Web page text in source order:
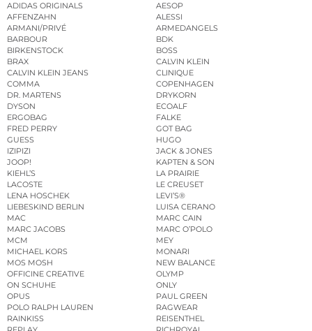
ADIDAS ORIGINALS
AESOP
AFFENZAHN
ALESSI
ARMANI/PRIVÉ
ARMEDANGELS
BARBOUR
BDK
BIRKENSTOCK
BOSS
BRAX
CALVIN KLEIN
CALVIN KLEIN JEANS
CLINIQUE
COMMA
COPENHAGEN
DR. MARTENS
DRYKORN
DYSON
ECOALF
ERGOBAG
FALKE
FRED PERRY
GOT BAG
GUESS
HUGO
IZIPIZI
JACK & JONES
JOOP!
KAPTEN & SON
KIEHL’S
LA PRAIRIE
LACOSTE
LE CREUSET
LENA HOSCHEK
LEVI’S®
LIEBESKIND BERLIN
LUISA CERANO
MAC
MARC CAIN
MARC JACOBS
MARC O’POLO
MCM
MEY
MICHAEL KORS
MONARI
MOS MOSH
NEW BALANCE
OFFICINE CREATIVE
OLYMP
ON SCHUHE
ONLY
OPUS
PAUL GREEN
POLO RALPH LAUREN
RAGWEAR
RAINKISS
REISENTHEL